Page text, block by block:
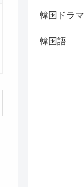
韓国ドラマ
韓国語